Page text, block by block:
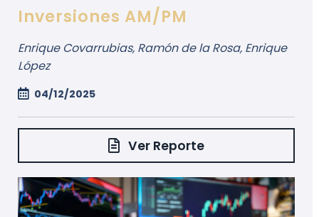
Inversiones AM/PM
Enrique Covarrubias, Ramón de la Rosa, Enrique
López
04/12/2025
Ver Reporte